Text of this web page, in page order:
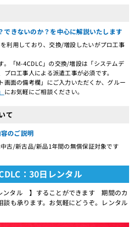
できないのか？を中心に解説いたします
利用しており、交換/増設したいがプロ工事
「M-4CDLC」の交換/増設は「システムデ
ロ工事人による派遣工事が必須です。
画面の備考欄」にご入力いただくか、グルー
にお気軽にご相談ください。
て
のご説明
古/新古品/新品1年間の無償保証対象です
：30日レンタル
ンタル 】することができます 期間のカ
談も承ります。お気軽にどうぞ。レンタル